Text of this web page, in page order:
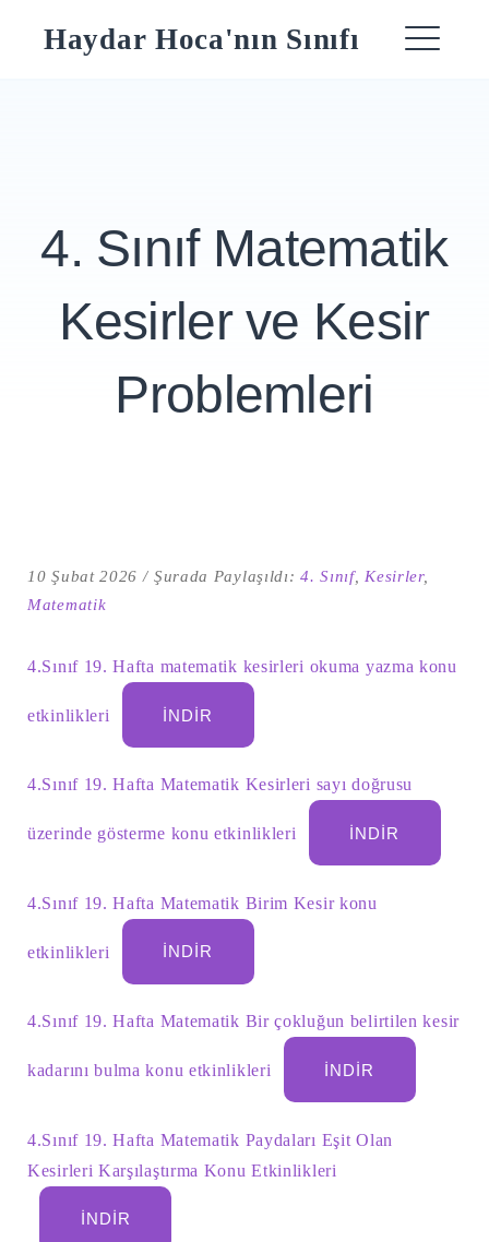
Haydar Hoca'nın Sınıfı
için
arama
4. Sınıf Matematik
Kesirler ve Kesir
Problemleri
10 Şubat 2026 Şurada Paylaşıldı:4. Sınıf, Kesirler,
Matematik
4.Sınıf 19. Hafta matematik kesirleri okuma yazma konu
etkinlikleri İNDIR
4.Sınıf 19. Hafta Matematik Kesirleri sayı doğrusu
üzerinde gösterme konu etkinlikleri İNDIR
4.Sınıf 19. Hafta Matematik Birim Kesir konu
etkinlikleri İNDIR
4.Sınıf 19. Hafta Matematik Bir çokluğun belirtilen kesir
kadarını bulma konu etkinlikleri İNDIR
4.Sınıf 19. Hafta Matematik Paydaları Eşit Olan
Kesirleri Karşılaştırma Konu Etkinlikleri
İNDIR